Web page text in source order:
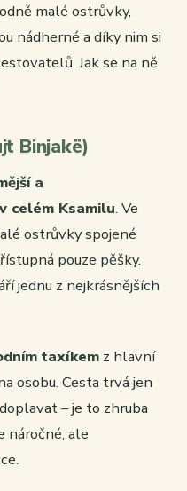
malé ostrůvky,
nádherné a díky nim si
Jak se na ně
Binjakë)
a
celém Ksamilu. Ve
ostrůvky spojené
pouze pěšky.
jednu z nejkrásnějších
taxíkem z hlavní
osobu. Cesta trvá jen
– je to zhruba
náročné, ale